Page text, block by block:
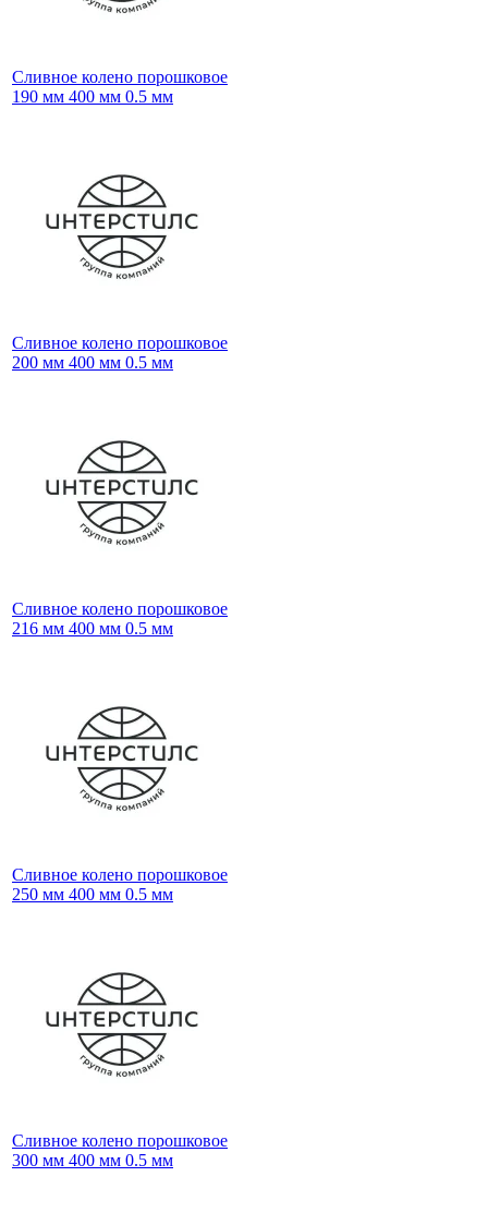
Сливное колено порошковое
190 мм 400 мм 0.5 мм
Сливное колено порошковое
200 мм 400 мм 0.5 мм
Сливное колено порошковое
216 мм 400 мм 0.5 мм
Сливное колено порошковое
250 мм 400 мм 0.5 мм
Сливное колено порошковое
300 мм 400 мм 0.5 мм